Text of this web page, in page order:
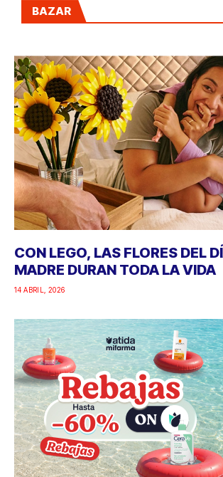
BAZAR
CON LEGO, LAS FLORES DEL
MADRE DURAN TODA LA VIDA
14 ABRIL, 2026